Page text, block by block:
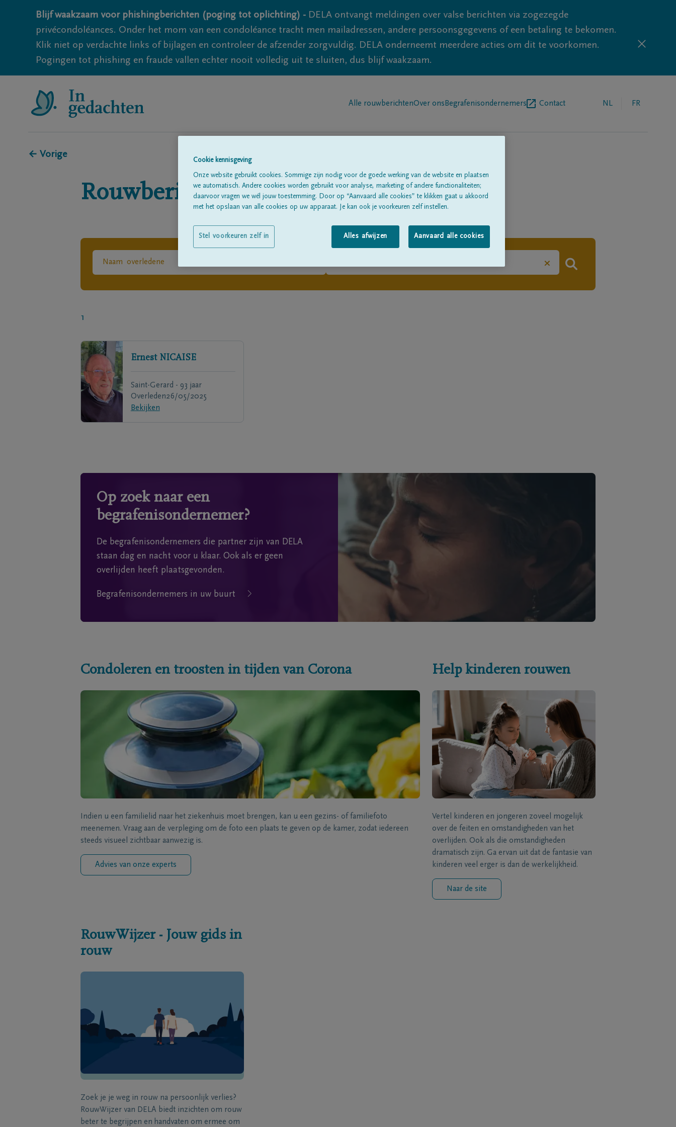
Blijf waakzaam voor phishingberichten (poging tot oplichting) - DELA ontvangt meldingen over valse berichten via zogezegde
privécondoléances. Onder het mom van een condoléance tracht men mailadressen, andere persoonsgegevens of een betaling te bekomen.
Klik niet op verdachte links of bijlagen en controleer de afzender zorgvuldig. DELA onderneemt meerdere acties om dit te voorkomen.
Pogingen tot phishing en fraude vallen echter nooit volledig uit te sluiten, dus blijf waakzaam.
Alle rouwberichtenOver ons Begrafenisondernemers Contact NL FR
← Vorige
Rouwberichten in ' saint-gerard'
×
1
Ernest NICAISE
Saint-Gerard - 93 jaar
Overleden26/05/2025
Bekijken
Op zoek naar een
begrafenisondernemer?
De begrafenisondernemers die partner zijn van DELA
staan dag en nacht voor u klaar. Ook als er geen
overlijden heeft plaatsgevonden.
Begrafenisondernemers in uw buurt
Condoleren en troosten in tijden van Corona
Indien u een familielid naar het ziekenhuis moet brengen, kan u een gezins- of familiefoto
meenemen. Vraag aan de verpleging om de foto een plaats te geven op de kamer, zodat iedereen
steeds visueel zichtbaar aanwezig is.
Advies van onze experts
Help kinderen rouwen
Vertel kinderen en jongeren zoveel mogelijk
over de feiten en omstandigheden van het
overlijden. Ook als die omstandigheden
dramatisch zijn. Ga ervan uit dat de fantasie van
kinderen veel erger is dan de werkelijkheid.
Naar de site
RouwWijzer - Jouw gids in
rouw
Zoek je je weg in rouw na persoonlijk verlies?
RouwWijzer van DELA biedt inzichten om rouw
beter te begrijpen en handvaten om ermee om
Cookie kennisgeving
Onze website gebruikt cookies. Sommige zijn nodig voor de goede werking van de website en plaatsen
we automatisch. Andere cookies worden gebruikt voor analyse, marketing of andere functionaliteiten;
daarvoor vragen we wél jouw toestemming. Door op “Aanvaard alle cookies” te klikken gaat u akkoord
met het opslaan van alle cookies op uw apparaat. Je kan ook je voorkeuren zelf instellen.
Alles afwijzen Aanvaard alle cookies
Stel voorkeuren zelf in